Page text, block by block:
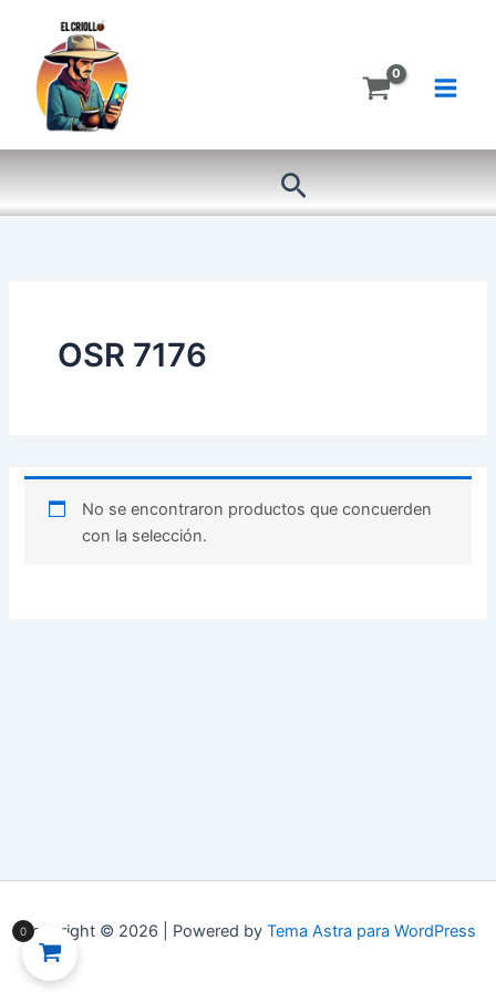
contenido
Buscar
OSR 7176
No se encontraron productos que concuerden
con la selección.
Copyright © 2026 | Powered by Tema Astra para WordPress
0